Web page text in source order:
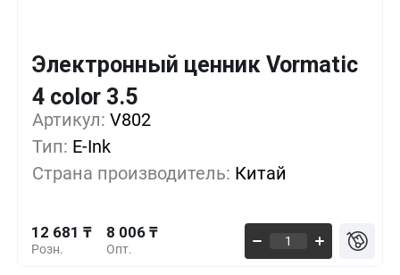
Электронный ценник Vormatic
4 color 3.5
Артикул: V802
Тип: E-Ink
Страна производитель: Китай
Розн.
12 681 ₸
Опт.
8 006 ₸
1+ 0%
500+
1000+ -30%